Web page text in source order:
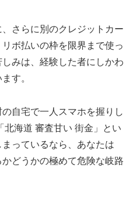
さらに別のクレジットカー
ボ払いの枠を限界まで使っ
みは、経験した者にしかわ
す。
自宅で一人スマホを握りし
海道 審査甘い 街金」とい
っているなら、あなたは
どうかの極めて危険な岐路